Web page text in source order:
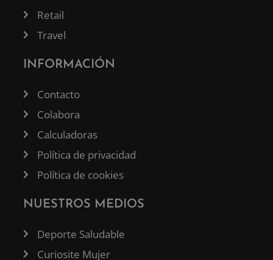
Retail
Travel
INFORMACIÓN
Contacto
Colabora
Calculadoras
Política de privacidad
Política de cookies
NUESTROS MEDIOS
Deporte Saludable
Curiosite Mujer